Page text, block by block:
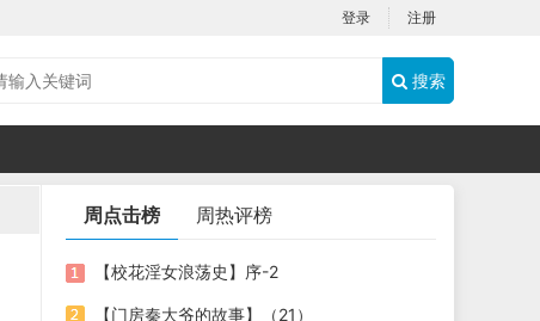
登录 注册
搜索
周点击榜 周热评榜
【校花淫女浪荡史】序-2
【门房秦大爷的故事】（21）